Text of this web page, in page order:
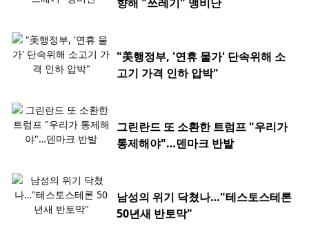
향해 "쓰레기" 맹비난
"美행정부, '연휴 물가' 단속위해 소
고기 가격 인하 압박"
그린란드 또 소환한 트럼프 "우리가
통제해야"…덴마크 반발
남성의 위기 닥쳤나…"테스토스테론
50년새 반토막"